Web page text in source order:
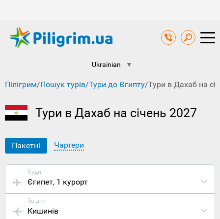
Ukrainian ▼
Пілігрим/Пошук турів/Тури до Єгипту/Тури в Дахаб на
Тури в Дахаб на січень 2027
Пакетні Чартери
Куди
Єгипет, 1 курорт
Звідки
Кишинів